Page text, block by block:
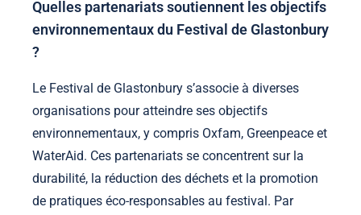
Quelles partenariats soutiennent les objectifs
environnementaux du Festival de Glastonbury
?
Le Festival de Glastonbury s’associe à diverses
organisations pour atteindre ses objectifs
environnementaux, y compris Oxfam, Greenpeace et
WaterAid. Ces partenariats se concentrent sur la
durabilité, la réduction des déchets et la promotion
de pratiques éco-responsables au festival. Par